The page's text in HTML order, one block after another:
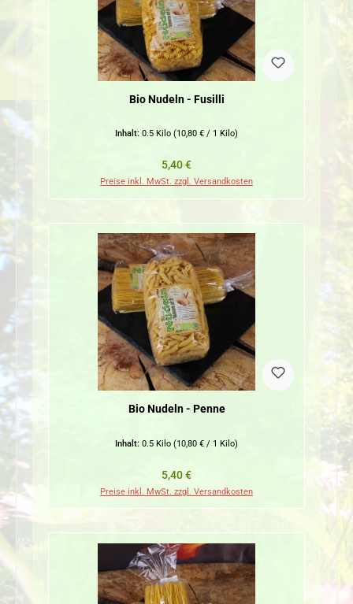
Bio Nudeln - Fusilli
Inhalt: 0.5 Kilo (10,80 € / 1 Kilo)
Regulärer Preis:
5,40 €
Preise inkl. MwSt. zzgl. Versandkosten
Bio Nudeln - Penne
Inhalt: 0.5 Kilo (10,80 € / 1 Kilo)
Regulärer Preis:
5,40 €
Preise inkl. MwSt. zzgl. Versandkosten